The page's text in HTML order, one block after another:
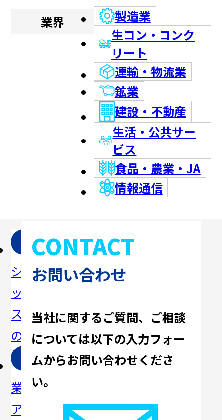
業界
製造業
生コン・コンク
リート
運輸・物流業
鉱業
建設・不動産
生活・公共サー
ビス
食品・農業・JA
情報通信
パ
シフィ
ックシ
ステム
の強み
リュー
一覧
例・コ
事
業所・
アクセ
メ
掲載
サステ
セ
ー・イ
CONTACT
お問い合わせ
当社に関するご質問、ご相談
については以下の入力フォー
ムからお問い合わせくださ
い。